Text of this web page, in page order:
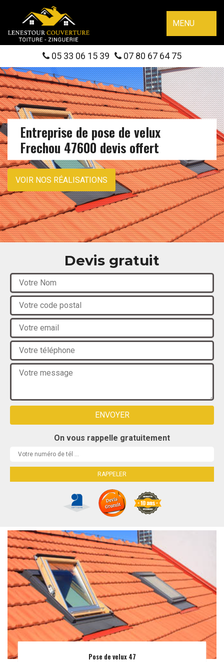
MENU
05 33 06 15 39 07 80 67 64 75
Entreprise de pose de velux
Frechou 47600 devis offert
VOIR NOS RÉALISATIONS
Devis gratuit
On vous rappelle gratuitement
Pose de velux 47